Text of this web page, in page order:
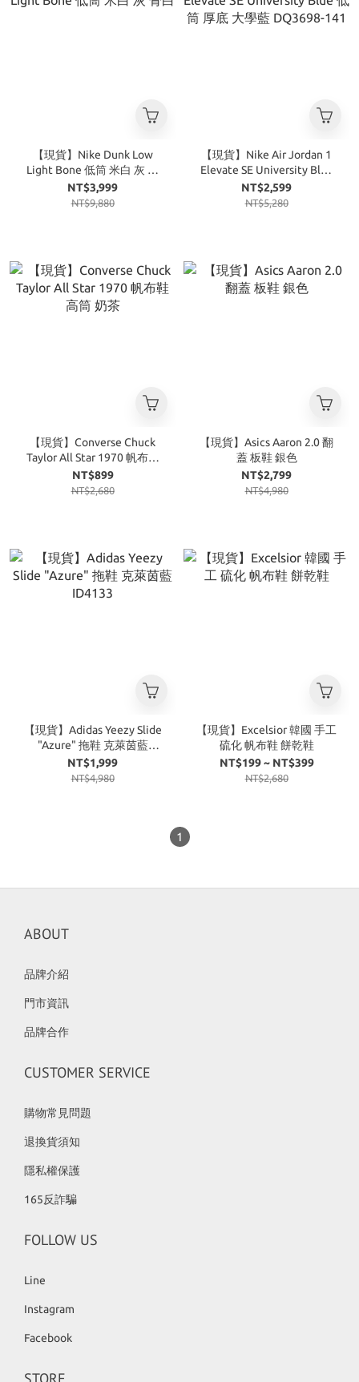
【現貨】Nike Dunk Low
Light Bone 低筒 米白 灰 骨
白
NT$3,999
NT$9,880
【現貨】Nike Air Jordan 1
Elevate SE University Blue
低筒 厚底 大學藍 DQ3698-
141
NT$2,599
NT$5,280
【現貨】Converse Chuck
Taylor All Star 1970 帆布鞋
高筒 奶茶
NT$899
NT$2,680
【現貨】Asics Aaron 2.0 翻
蓋 板鞋 銀色
NT$2,799
NT$4,980
【現貨】Adidas Yeezy Slide
"Azure" 拖鞋 克萊茵藍
ID4133
NT$1,999
NT$4,980
【現貨】Excelsior 韓國 手工
硫化 帆布鞋 餅乾鞋
NT$199 ~ NT$399
NT$2,680
1
ABOUT
品牌介紹
門市資訊
品牌合作
CUSTOMER SERVICE
購物常見問題
退換貨須知
隱私權保護
165反詐騙
FOLLOW US
Line
Instagram
Facebook